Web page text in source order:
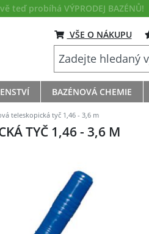
teď probíhá VÝPRODEJ BAZÉNŮ!
VŠE O NÁKUPU
BAZÉNOVÁ CHEMIE
teleskopická tyč 1,46 - 3,6 m
TYČ 1,46 - 3,6 M